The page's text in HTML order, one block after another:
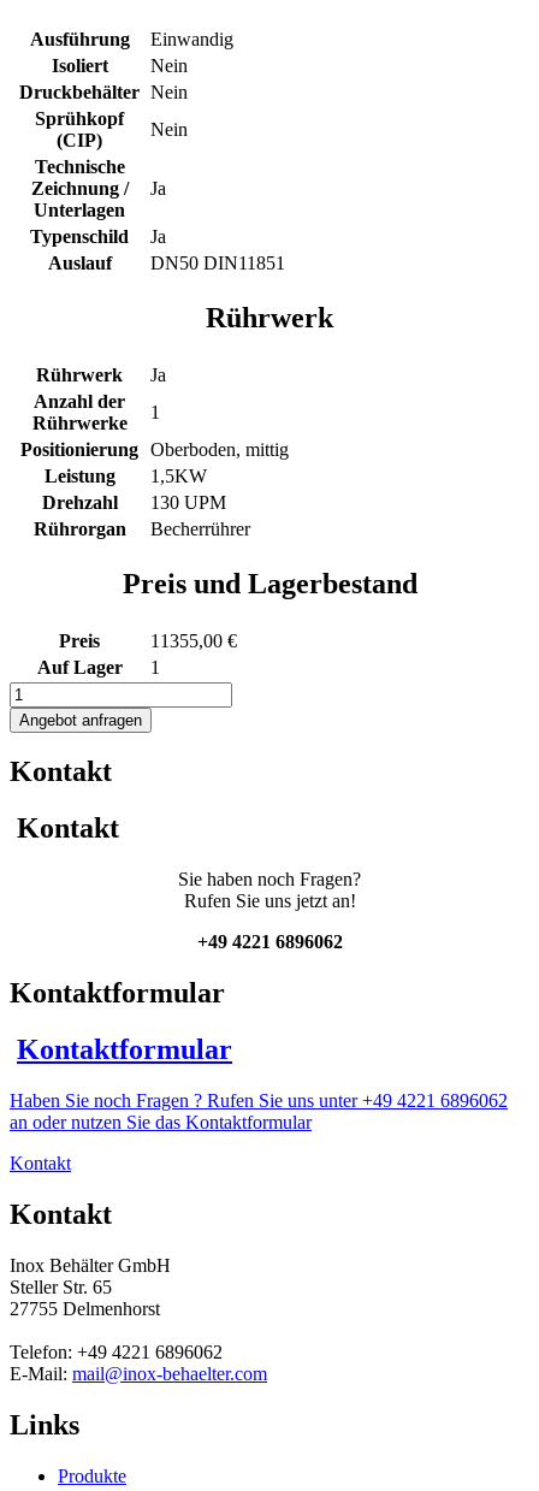
Ausführung
Einwandig
Isoliert
Nein
Druckbehälter Nein
Sprühkopf
(CIP)
Nein
Technische
Zeichnung /
Unterlagen
Ja
Typenschild
Ja
Auslauf
DN50 DIN11851
Rührwerk
Rührwerk
Ja
Anzahl der
Rührwerke
1
Positionierung Oberboden, mittig
Leistung
1,5KW
Drehzahl
130 UPM
Rührorgan
Becherrührer
Preis und Lagerbestand
Preis
11355,00 €
Auf Lager
1
3150L
Edelstahlbehälter
mit
Becherrührwerk
Menge
Angebot anfragen
Kontakt
Kontakt
Sie haben noch Fragen?
Rufen Sie uns jetzt an!
+49 4221 6896062
Kontaktformular
Kontaktformular
Haben Sie noch Fragen ? Rufen Sie uns unter +49 4221 6896062
an oder nutzen Sie das Kontaktformular
Kontakt
Kontakt
Inox Behälter GmbH
Steller Str. 65
27755 Delmenhorst
Telefon: +49 4221 6896062
E-Mail: mail@inox-behaelter.com
Links
Produkte